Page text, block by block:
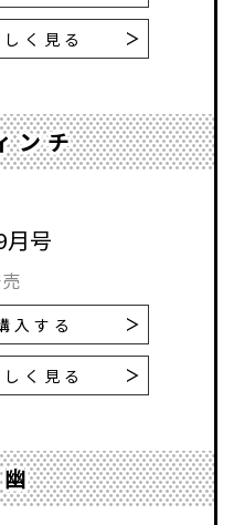
く見る
ンチ
月号
入する
く見る